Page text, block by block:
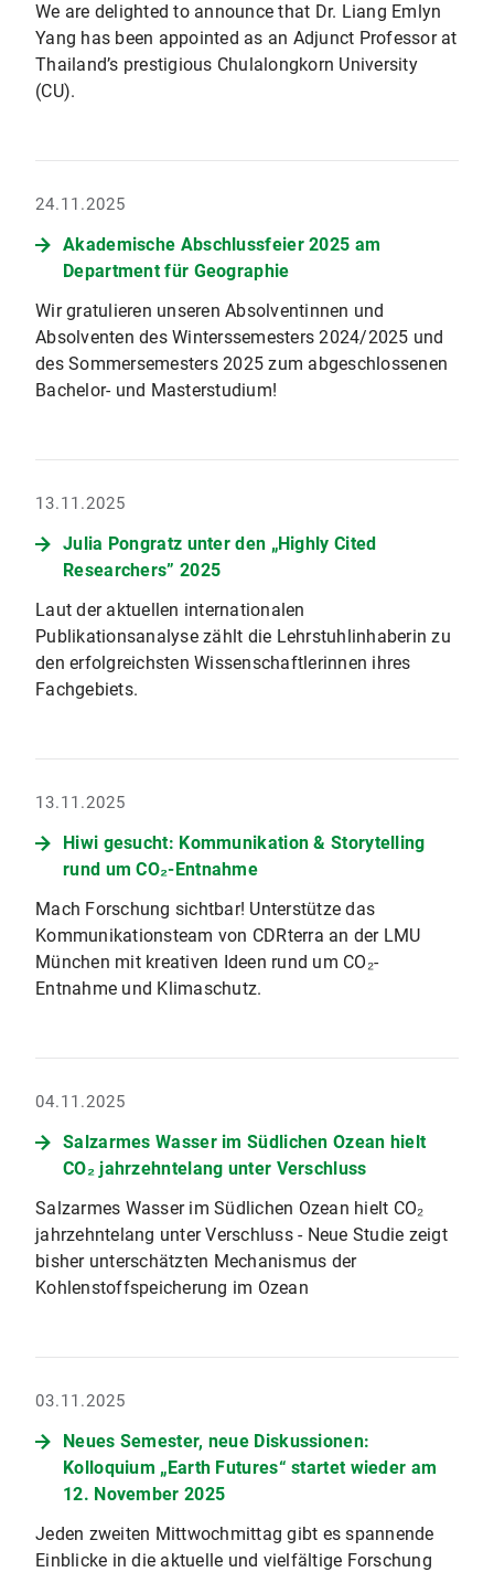
We are delighted to announce that Dr. Liang Emlyn
Yang has been appointed as an Adjunct Professor at
Thailand’s prestigious Chulalongkorn University
(CU).
24.11.2025
Akademische Abschlussfeier 2025 am
Department für Geographie
Wir gratulieren unseren Absolventinnen und
Absolventen des Winterssemesters 2024/2025 und
des Sommersemesters 2025 zum abgeschlossenen
Bachelor- und Masterstudium!
13.11.2025
Julia Pongratz unter den „Highly Cited
Researchers” 2025
Laut der aktuellen internationalen
Publikationsanalyse zählt die Lehrstuhlinhaberin zu
den erfolgreichsten Wissenschaftlerinnen ihres
Fachgebiets.
13.11.2025
Hiwi gesucht: Kommunikation & Storytelling
rund um CO₂-Entnahme
Mach Forschung sichtbar! Unterstütze das
Kommunikationsteam von CDRterra an der LMU
München mit kreativen Ideen rund um CO₂-
Entnahme und Klimaschutz.
04.11.2025
Salzarmes Wasser im Südlichen Ozean hielt
CO₂ jahrzehntelang unter Verschluss
Salzarmes Wasser im Südlichen Ozean hielt CO₂
jahrzehntelang unter Verschluss - Neue Studie zeigt
bisher unterschätzten Mechanismus der
Kohlenstoffspeicherung im Ozean
03.11.2025
Neues Semester, neue Diskussionen:
Kolloquium „Earth Futures“ startet wieder am
12. November 2025
Jeden zweiten Mittwochmittag gibt es spannende
Einblicke in die aktuelle und vielfältige Forschung